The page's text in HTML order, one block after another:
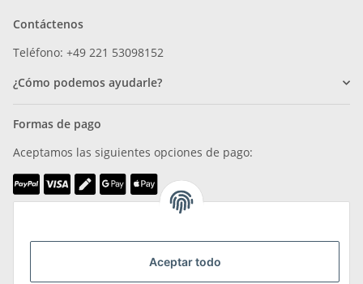
Aceptar todo
Contáctenos
Teléfono: +49 221 53098152
¿Cómo podemos ayudarle?
Formas de pago
Aceptamos las siguientes opciones de pago: